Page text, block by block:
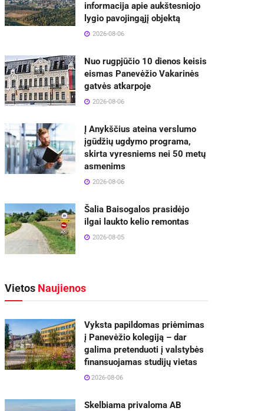
informacija apie aukštesniojo
lygio pavojingąjį objektą
2026-08-06
Nuo rugpjūčio 10 dienos keisis
eismas Panevėžio Vakarinės
gatvės atkarpoje
2026-08-06
Į Anykščius ateina verslumo
įgūdžių ugdymo programa,
skirta vyresniems nei 50 metų
asmenims
2026-08-06
Šalia Baisogalos prasidėjo
ilgai laukto kelio remontas
2026-08-05
Vietos Naujienos
Vyksta papildomas priėmimas
į Panevėžio kolegiją – dar
galima pretenduoti į valstybės
finansuojamas studijų vietas
2026-08-06
Skelbiama privaloma AB